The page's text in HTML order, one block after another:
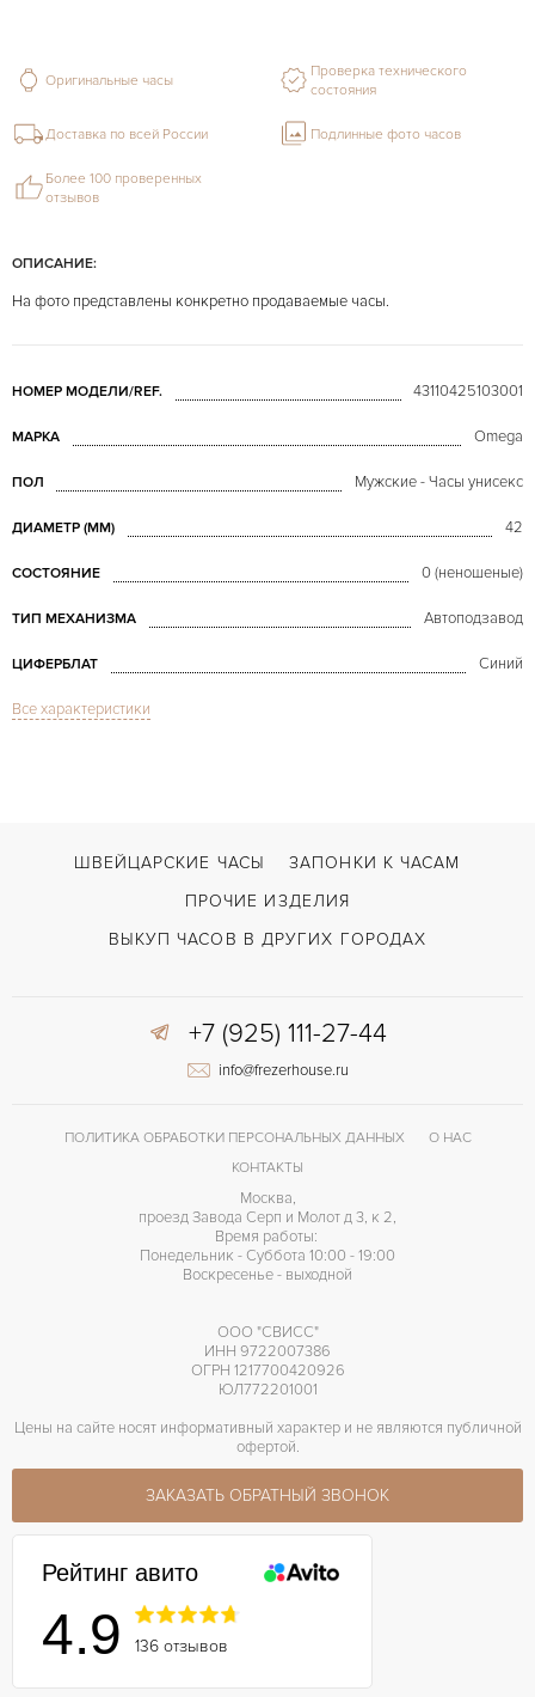
ОПИСАНИЕ:
На фото представлены конкретно продаваемые часы.
НОМЕР МОДЕЛИ/REF. 43110425103001
МАРКА Omega
ПОЛ Мужские - Часы унисекс
ДИАМЕТР (MM) 42
СОСТОЯНИЕ 0 (неношеные)
ТИП МЕХАНИЗМА Автоподзавод
ЦИФЕРБЛАТ Синий
СТЕКЛО
ВОЗМОЖНОСТИ ДОСТАВКИ С документами, С футляром
Двойной сложности застежка
КАЛИБР/МЕХАНИЗМ
Все характеристики
Оригинальные часы
Проверка технического
состояния
Доставка по всей России Подлинные фото часов
Более 100 проверенных
отзывов
ШВЕЙЦАРСКИЕ ЧАСЫ
ЗАПОНКИ К ЧАСАМ
ПРОЧИЕ ИЗДЕЛИЯ
ВЫКУП ЧАСОВ В ДРУГИХ ГОРОДАХ
+7 (925) 111-27-44
info@frezerhouse.ru
ПОЛИТИКА ОБРАБОТКИ ПЕРСОНАЛЬНЫХ ДАННЫХ
О НАС
КОНТАКТЫ
Москва,
проезд Завода Серп и Молот д 3, к 2,
Время работы:
Понедельник - Суббота 10:00 - 19:00
Воскресенье - выходной
ООО "СВИСС"
ИНН 9722007386
ОГРН 1217700420926
ЮЛ772201001
Цены на сайте носят информативный характер и не являются публичной
офертой.
ЗАКАЗАТЬ ОБРАТНЫЙ ЗВОНОК
Рейтинг авито
4.9 136 отзывов